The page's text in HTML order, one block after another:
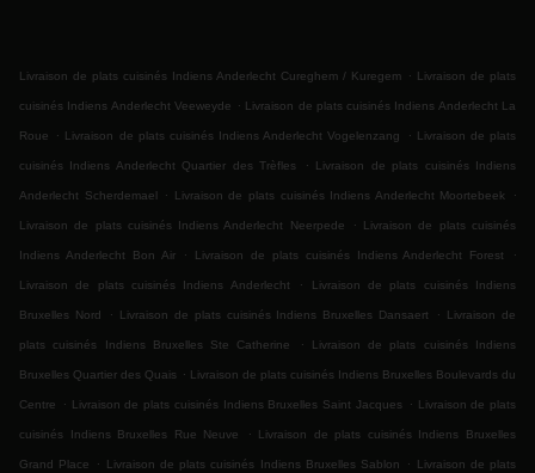
Livraison de plats cuisinés Indiens Anderlecht Cureghem / Kuregem . Livraison de plats
cuisinés Indiens Anderlecht Veeweyde . Livraison de plats cuisinés Indiens Anderlecht La
Roue . Livraison de plats cuisinés Indiens Anderlecht Vogelenzang . Livraison de plats
cuisinés Indiens Anderlecht Quartier des Trèfles . Livraison de plats cuisinés Indiens
Anderlecht Scherdemael . Livraison de plats cuisinés Indiens Anderlecht Moortebeek .
Livraison de plats cuisinés Indiens Anderlecht Neerpede . Livraison de plats cuisinés
Indiens Anderlecht Bon Air . Livraison de plats cuisinés Indiens Anderlecht Forest .
Livraison de plats cuisinés Indiens Anderlecht . Livraison de plats cuisinés Indiens
Bruxelles Nord . Livraison de plats cuisinés Indiens Bruxelles Dansaert . Livraison de
plats cuisinés Indiens Bruxelles Ste Catherine . Livraison de plats cuisinés Indiens
Bruxelles Quartier des Quais . Livraison de plats cuisinés Indiens Bruxelles Boulevards du
Centre . Livraison de plats cuisinés Indiens Bruxelles Saint Jacques . Livraison de plats
cuisinés Indiens Bruxelles Rue Neuve . Livraison de plats cuisinés Indiens Bruxelles
Grand Place . Livraison de plats cuisinés Indiens Bruxelles Sablon . Livraison de plats